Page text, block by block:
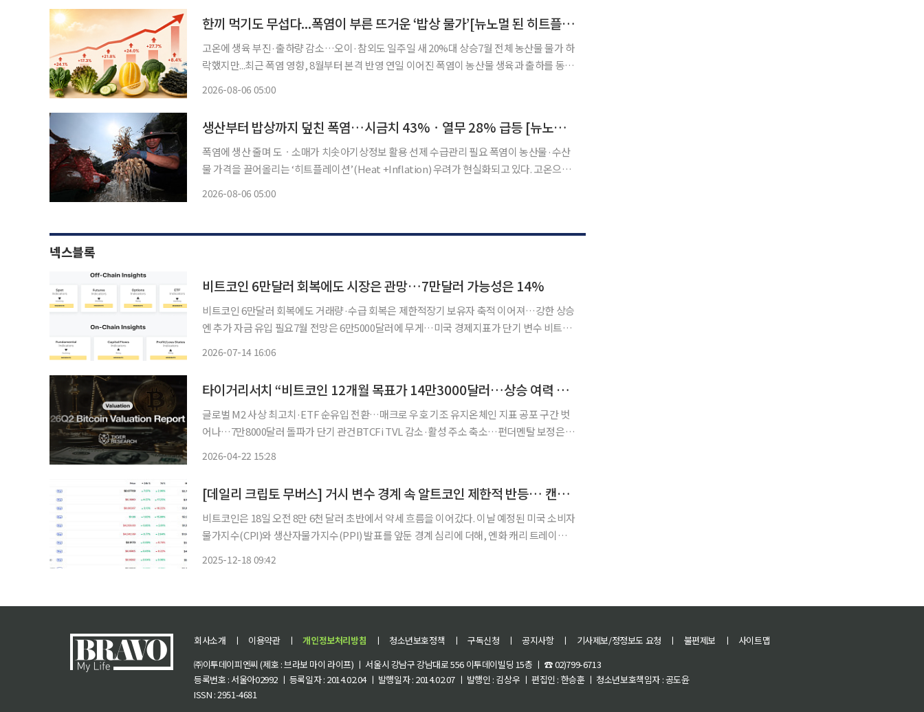
한끼 먹기도 무섭다...폭염이 부른 뜨거운 ‘밥상 물가’[뉴노멀 된 히트플레이션]
고온에 생육 부진·출하량 감소…오이·참외도 일주일 새 20%대 상승7월 전체 농산물 물가 하
락했지만...최근 폭염 영향, 8월부터 본격 반영 연일 이어진 폭염이 농산물 생육과 출하를 동시
2026-08-06 05:00
생산부터 밥상까지 덮친 폭염…시금치 43%ㆍ열무 28% 급등 [뉴노멀 된 히트플레이션]
폭염에 생산 줄며 도ㆍ소매가 치솟아기상정보 활용 선제 수급관리 필요 폭염이 농산물·수산
물 가격을 끌어올리는 ‘히트플레이션’(Heat +Inflation) 우려가 현실화되고 있다. 고온으로
2026-08-06 05:00
넥스블록
비트코인 6만달러 회복에도 시장은 관망…7만달러 가능성은 14%
비트코인 6만달러 회복에도 거래량·수급 회복은 제한적장기 보유자 축적 이어져…강한 상승
엔 추가 자금 유입 필요7월 전망은 6만5000달러에 무게…미국 경제지표가 단기 변수 비트코
2026-07-14 16:06
타이거리서치 “비트코인 12개월 목표가 14만3000달러…상승 여력 2배”
글로벌 M2 사상 최고치·ETF 순유입 전환…매크로 우호 기조 유지온체인 지표 공포 구간 벗
어나…7만8000달러 돌파가 단기 관건BTCFi TVL 감소·활성 주소 축소…펀더멘탈 보정은
2026-04-22 15:28
[데일리 크립토 무버스] 거시 변수 경계 속 알트코인 제한적 반등… 캔톤·핀핀 선방
비트코인은 18일 오전 8만 6천 달러 초반에서 약세 흐름을 이어갔다. 이날 예정된 미국 소비자
물가지수(CPI)와 생산자물가지수(PPI) 발표를 앞둔 경계 심리에 더해, 엔화 캐리 트레이드
2025-12-18 09:42
회사소개 ㅣ 이용약관 ㅣ 개인정보처리방침 ㅣ 청소년보호정책 ㅣ 구독신청 ㅣ 공지사항 ㅣ 기사제보/정정보도 요청 ㅣ 불편제보 ㅣ
사이트맵
㈜이투데이피엔씨 (제호 : 브라보 마이 라이프) ㅣ 서울시 강남구 강남대로 556 이투데이빌딩 15층 ㅣ ☎ 02)799-6713
등록번호 : 서울아02992 ㅣ 등록일자 : 2014.02.04 ㅣ 발행일자 : 2014.02.07 ㅣ 발행인 : 김상우 ㅣ 편집인 : 한승훈 ㅣ 청소년보호책임자 : 공도윤
ISSN : 2951-4681